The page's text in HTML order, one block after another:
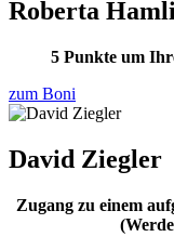
Roberta
5 Punkte um
zum Boni
David Ziegler
Zugang zu einem